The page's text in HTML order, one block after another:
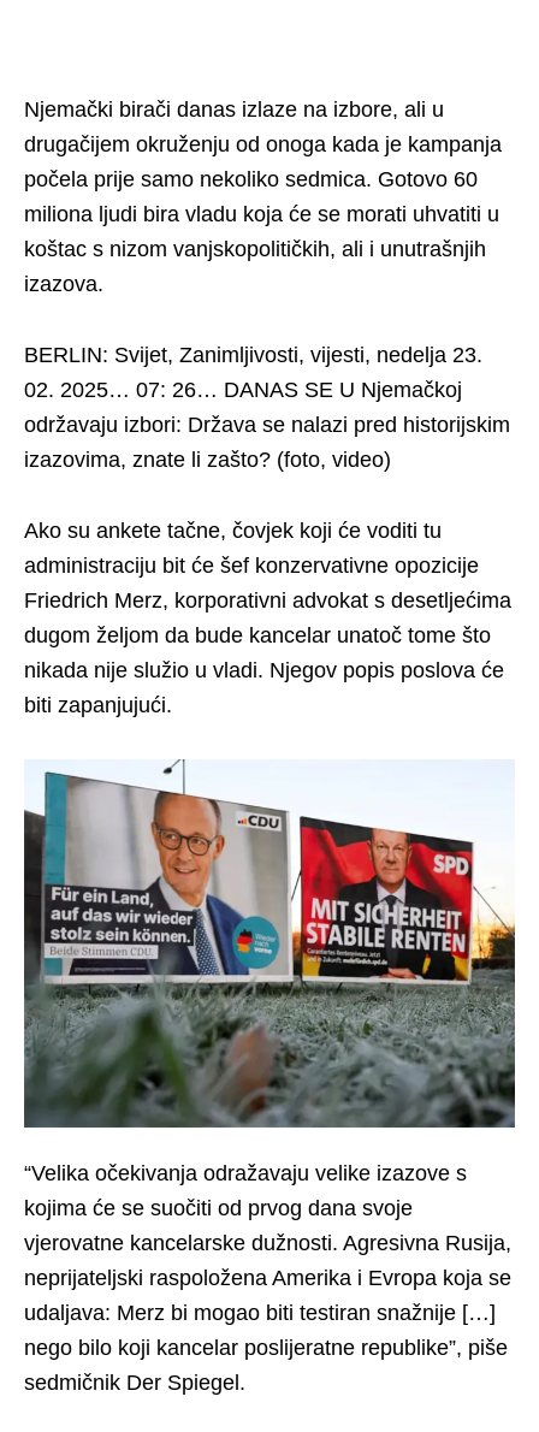
Njemački birači danas izlaze na izbore, ali u
drugačijem okruženju od onoga kada je kampanja
počela prije samo nekoliko sedmica. Gotovo 60
miliona ljudi bira vladu koja će se morati uhvatiti u
koštac s nizom vanjskopolitičkih, ali i unutrašnjih
izazova.
BERLIN: Svijet, Zanimljivosti, vijesti, nedelja 23.
02. 2025… 07: 26… DANAS SE U Njemačkoj
održavaju izbori: Država se nalazi pred historijskim
izazovima, znate li zašto? (foto, video)
Ako su ankete tačne, čovjek koji će voditi tu
administraciju bit će šef konzervativne opozicije
Friedrich Merz, korporativni advokat s desetljećima
dugom željom da bude kancelar unatoč tome što
nikada nije služio u vladi. Njegov popis poslova će
biti zapanjujući.
“Velika očekivanja odražavaju velike izazove s
kojima će se suočiti od prvog dana svoje
vjerovatne kancelarske dužnosti. Agresivna Rusija,
neprijateljski raspoložena Amerika i Evropa koja se
udaljava: Merz bi mogao biti testiran snažnije […]
nego bilo koji kancelar poslijeratne republike”, piše
sedmičnik Der Spiegel.